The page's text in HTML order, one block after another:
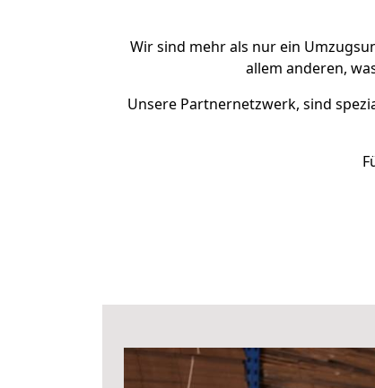
Wir sind mehr als nur ein
allem anderen,
Unsere Partnernetzwerk, sind